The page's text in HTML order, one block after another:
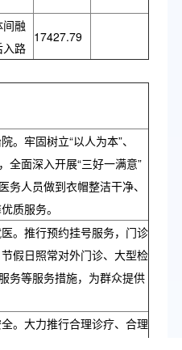
融
入路
17427.79
。牢固树立“以人为本”、
全面深入开展“三好一满意”
务人员做到衣帽整洁干净、
质服务。
。推行预约挂号服务，门诊
假日照常对外门诊、大型检
务等服务措施，为群众提供
。大力推行合理诊疗、合理